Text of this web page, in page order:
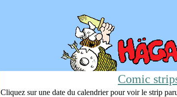
Comic
Cliquez sur une date du calendrier pour voir le strip